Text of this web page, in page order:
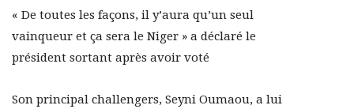
« De toutes les façons, il y’aura qu’un seul
vainqueur et ça sera le Niger » a déclaré le
président sortant après avoir voté
Son principal challengers, Seyni Oumaou, a lui